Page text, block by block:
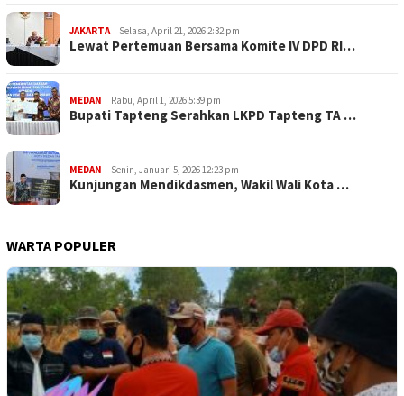
JAKARTA Selasa, April 21, 2026 2:32 pm
Lewat Pertemuan Bersama Komite IV DPD RI…
MEDAN Rabu, April 1, 2026 5:39 pm
Bupati Tapteng Serahkan LKPD Tapteng TA …
MEDAN Senin, Januari 5, 2026 12:23 pm
Kunjungan Mendikdasmen, Wakil Wali Kota …
WARTA POPULER